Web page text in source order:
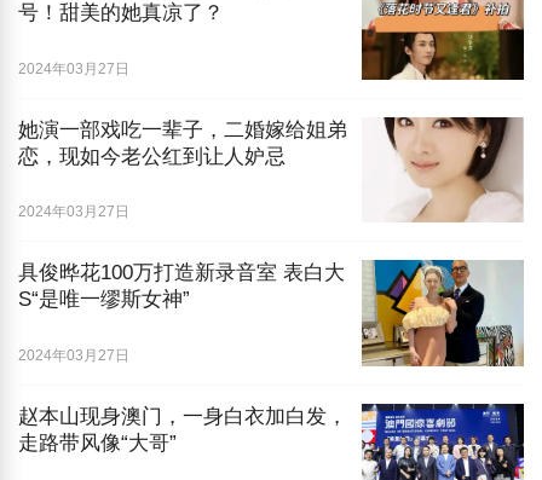
号！甜美的她真凉了？
2024年03月27日
她演一部戏吃一辈子，二婚嫁给姐弟
恋，现如今老公红到让人妒忌
2024年03月27日
具俊晔花100万打造新录音室 表白大
S“是唯一缪斯女神”
2024年03月27日
赵本山现身澳门，一身白衣加白发，
走路带风像“大哥”